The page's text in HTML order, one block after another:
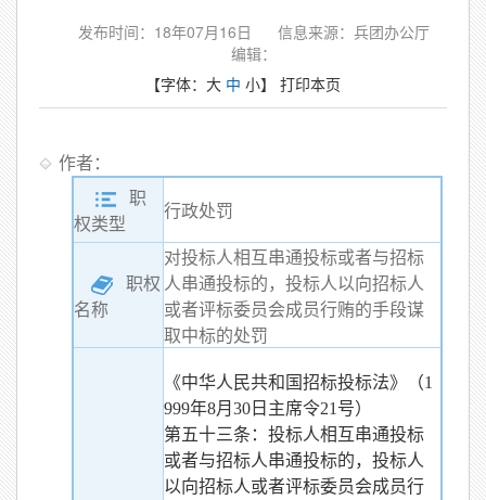
发布时间：18年07月16日
信息来源：兵团办公厅
编辑：
【字体： 大 中 小】 打印本页
作者：
职
权类型
行政处罚
职权
名称
对投标人相互串通投标或者与招标
人串通投标的，投标人以向招标人
或者评标委员会成员行贿的手段谋
取中标的处罚
《中华人民共和国招标投标法》（1
999年8月30日主席令21号）
第五十三条：投标人相互串通投标
或者与招标人串通投标的，投标人
以向招标人或者评标委员会成员行